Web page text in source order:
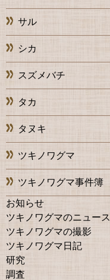
サル
シカ
スズメバチ
タカ
タヌキ
ツキノワグマ
ツキノワグマ事件簿
お知らせ
ツキノワグマのニュース
ツキノワグマの撮影
ツキノワグマ日記
研究
調査